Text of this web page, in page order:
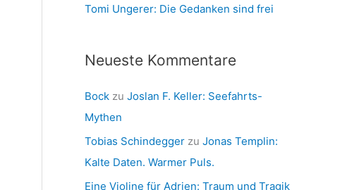
Tomi Ungerer: Die Gedanken sind frei
Neueste Kommentare
Bock zu Joslan F. Keller: Seefahrts-
Mythen
Tobias Schindegger zu Jonas Templin:
Kalte Daten. Warmer Puls.
Eine Violine für Adrien: Traum und Tragik